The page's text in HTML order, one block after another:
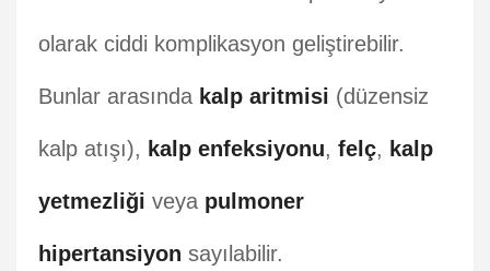
olarak ciddi komplikasyon geliştirebilir.
Bunlar arasında kalp aritmisi (düzensiz
kalp atışı), kalp enfeksiyonu, felç, kalp
yetmezliği veya pulmoner
hipertansiyon sayılabilir.